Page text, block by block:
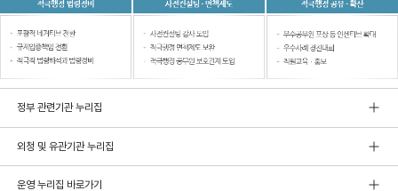
정부 관련기관 누리집
외청 및 유관기관 누리집
운영 누리집 바로가기